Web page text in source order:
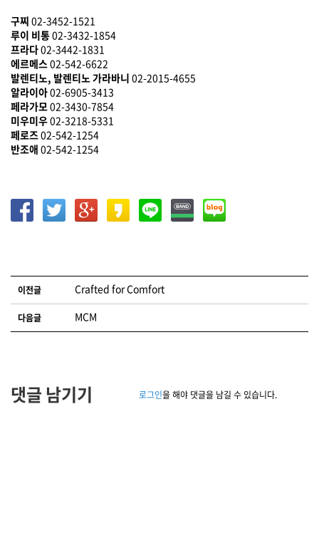
구찌 02-3452-1521
루이 비통02-3432-1854
프라다02-3442-1831
에르메스 02-542-6622
발렌티노, 발렌티노 가라바니 02-2015-4655
알라이아02-6905-3413
페라가모 02-3430-7854
미우미우02-3218-5331
페로즈 02-542-1254
반조애 02-542-1254
글 네비게이션
이전글 Crafted for Comfort
다음글 MCM
댓글 남기기 로그인을 해야 댓글을 남길 수 있습니다.